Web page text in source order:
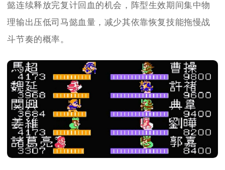
懿连续释放完复计回血的机会，阵型生效期间集中物
理输出压低司马懿血量，减少其依靠恢复技能拖慢战
斗节奏的概率。